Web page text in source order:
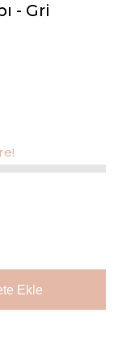
- Gri